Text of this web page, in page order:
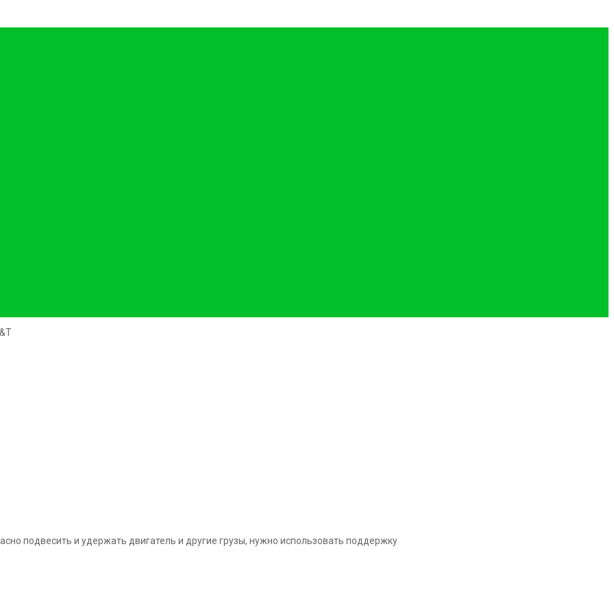
подвесить и удержать двигатель и другие грузы, нужно использовать поддержку